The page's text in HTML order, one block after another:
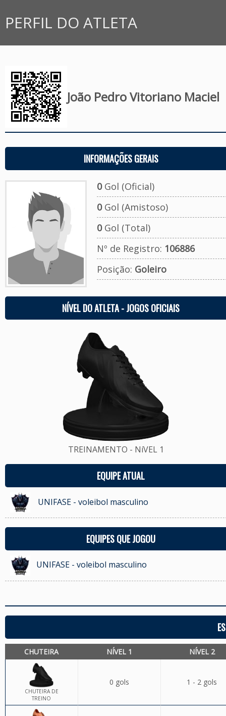
PERFIL DO ATLETA
⁠João Pedro Vitoriano Maciel
INFORMAÇÕES GERAIS
0Gol (Oficial)
0Gol (Amistoso)
0Gol (Total)
Nº de Registro: 106886
Posição: Goleiro
NÍVEL DO ATLETA - JOGOS OFICIAIS
TREINAMENTO - NíVEL 1
EQUIPE ATUAL
UNIFASE - voleibol masculino
EQUIPES QUE JOGOU
UNIFASE - voleibol masculino
CHUTEIRA NÍVEL 1 NÍVEL 2
CHUTEIRA DE
TREINO
0 gols 1 - 2 gols